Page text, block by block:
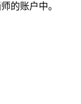
的账户中。